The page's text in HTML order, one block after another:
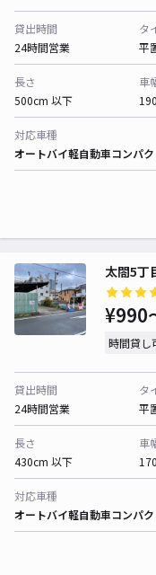
貸出時間
24時間営業
タ
平
長さ
500cm 以下
車
対応車種
オートバイ軽自動車コンパ
太閤5丁
¥990
時間貸し
貸出時間
24時間営業
タ
平
長さ
430cm 以下
車
対応車種
オートバイ軽自動車コンパ